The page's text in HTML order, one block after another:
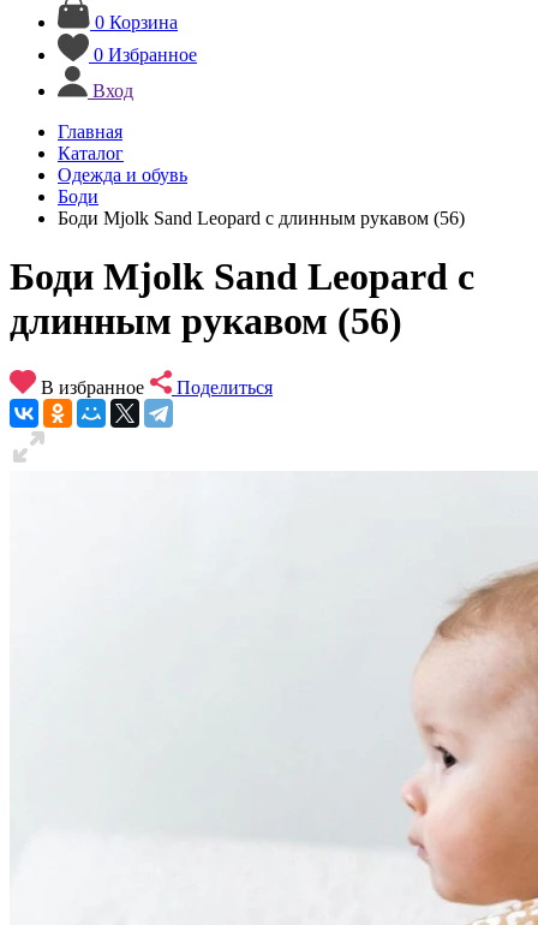
0 Корзина
0 Избранное
Вход
Главная
Каталог
Одежда и обувь
Боди
Боди Mjolk Sand Leopard с длинным рукавом (56)
Боди Mjolk Sand Leopard с
длинным рукавом (56)
В избранное Поделиться